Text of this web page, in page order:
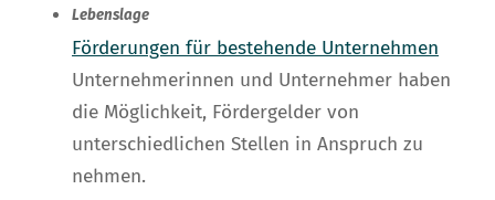
Lebenslage
Förderungen für bestehende Unternehmen
Unternehmerinnen und Unternehmer haben
die Möglichkeit, Fördergelder von
unterschiedlichen Stellen in Anspruch zu
nehmen.